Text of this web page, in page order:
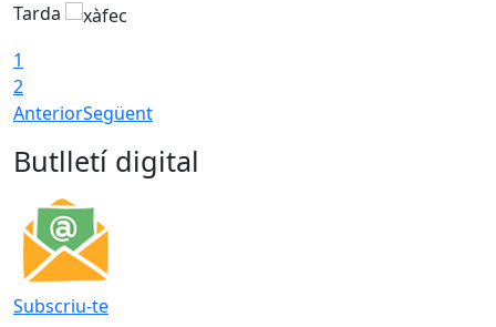
Tarda
1
2
AnteriorSegüent
Butlletí digital
Subscriu-te